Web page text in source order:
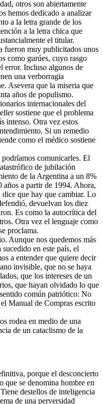
otros son abiertamente
hemos dedicado a analizar
a la letra grande de los
a la letra chica que
el titular.
fueron muy publicitados unos
como gurúes, cuyo rasgo
error. Incluso algunos de
una verborragia
Asevera que la miseria que
años de populismo.
internacionales del
sostiene que el problema
intenso. Otra vez estos
Si un remedio
como el médico sostiene
comunicarles. El
de jubilación
de la Argentina a un 8%
años a partir de 1994. Ahora,
dice que hay que cambiar. Lo
devuelvan los diez
Es como la autocrítica del
Otra vez el lenguaje como
proclama.
Aunque nos quedemos más
en este país, el
a entender que quiere decir
invisible, que no se haya
que los intereses de un
que hayan olvidado lo que
común patriótico: No
Manual de Compras escrito
rodea en medio de una
de un cataclismo de la
porque el desconcierto
que se denomina hombre en
destellos de inteligencia
de una perversidad